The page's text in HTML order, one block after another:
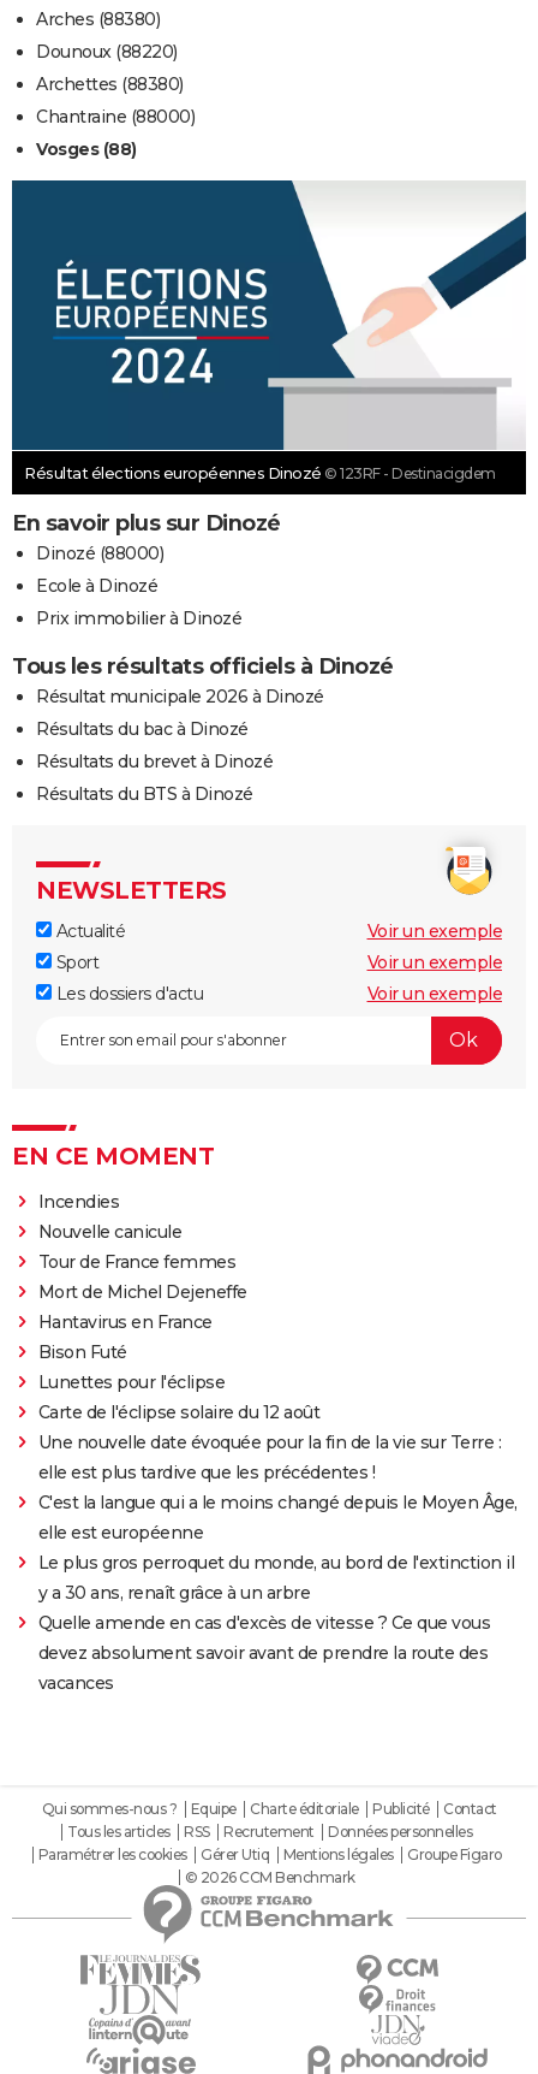
Arches (88380)
Dounoux (88220)
Archettes (88380)
Chantraine (88000)
Vosges (88)
Résultat élections européennes Dinozé © 123RF - Destinacigdem
En savoir plus sur Dinozé
Dinozé (88000)
Ecole à Dinozé
Prix immobilier à Dinozé
Tous les résultats officiels à Dinozé
Résultat municipale 2026 à Dinozé
Résultats du bac à Dinozé
Résultats du brevet à Dinozé
Résultats du BTS à Dinozé
NEWSLETTERS
Actualité
Voir un exemple
Sport
Voir un exemple
Les dossiers d'actu
Voir un exemple
EN CE MOMENT
Incendies
Nouvelle canicule
Tour de France femmes
Mort de Michel Dejeneffe
Hantavirus en France
Bison Futé
Lunettes pour l'éclipse
Carte de l'éclipse solaire du 12 août
Une nouvelle date évoquée pour la fin de la vie sur Terre :
elle est plus tardive que les précédentes !
C'est la langue qui a le moins changé depuis le Moyen Âge,
elle est européenne
Le plus gros perroquet du monde, au bord de l'extinction il
y a 30 ans, renaît grâce à un arbre
Quelle amende en cas d'excès de vitesse ? Ce que vous
devez absolument savoir avant de prendre la route des
vacances
Qui sommes-nous ? Equipe Charte éditoriale Publicité
Contact
Tous les articles
RSS Recrutement
Données personnelles
Paramétrer les cookies
Gérer Utiq Mentions légales
Groupe Figaro
© 2026 CCM Benchmark